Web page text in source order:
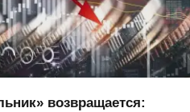
возвращается: